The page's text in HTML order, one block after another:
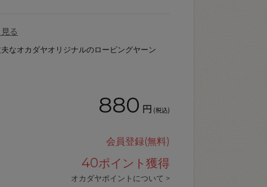
る
なオカダヤオリジナルのロービングヤーン
880 円 (税込)
会員登録(無料)
40ポイント獲得
オカダヤポイントについて >